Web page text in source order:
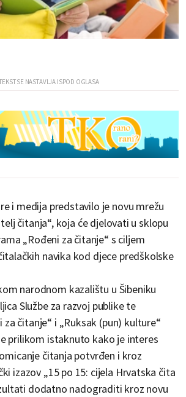
i medija predstavilo je novu mrežu
čitanja“, koja će djelovati u sklopu
„Rođeni za čitanje“ s ciljem
navika kod djece predškolske
narodnom kazalištu u Šibeniku
Službe za razvoj publike te
čitanje“ i „Ruksak (pun) kulture“
prilikom istaknuto kako je interes
čitanja potvrđen i kroz
izazov „15 po 15: cijela Hrvatska čita
dodatno nadograditi kroz novu